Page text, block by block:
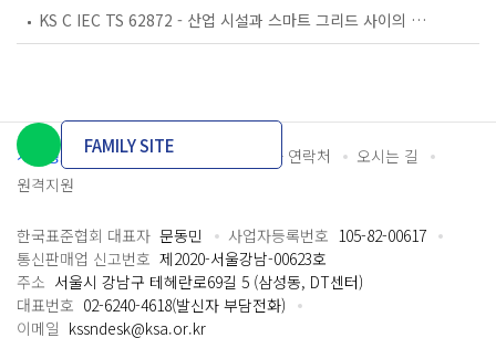
KS C IEC TS 62872 - 산업 시설과 스마트 그리드 사이의 산업 공정 측정, 제어 및 자동화 시스템 인터페이스
개인정보처리방침 이용약관 담당자 연락처
오시는 길
원격지원
FAMILY SITE
한국표준협회 대표자 문동민 사업자등록번호 105-82-00617
통신판매업 신고번호 제2020-서울강남-00623호
주소 서울시 강남구 테헤란로69길 5 (삼성동, DT센터)
대표번호 02-6240-4618(발신자 부담전화)
이메일 kssndesk@ksa.or.kr